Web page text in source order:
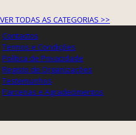
VER TODAS AS CATEGORIAS >>
Contactos
Termos e Condições
Política de Privacidade
Registo de Organizações
Testemunhos
Parcerias e Agradecimentos